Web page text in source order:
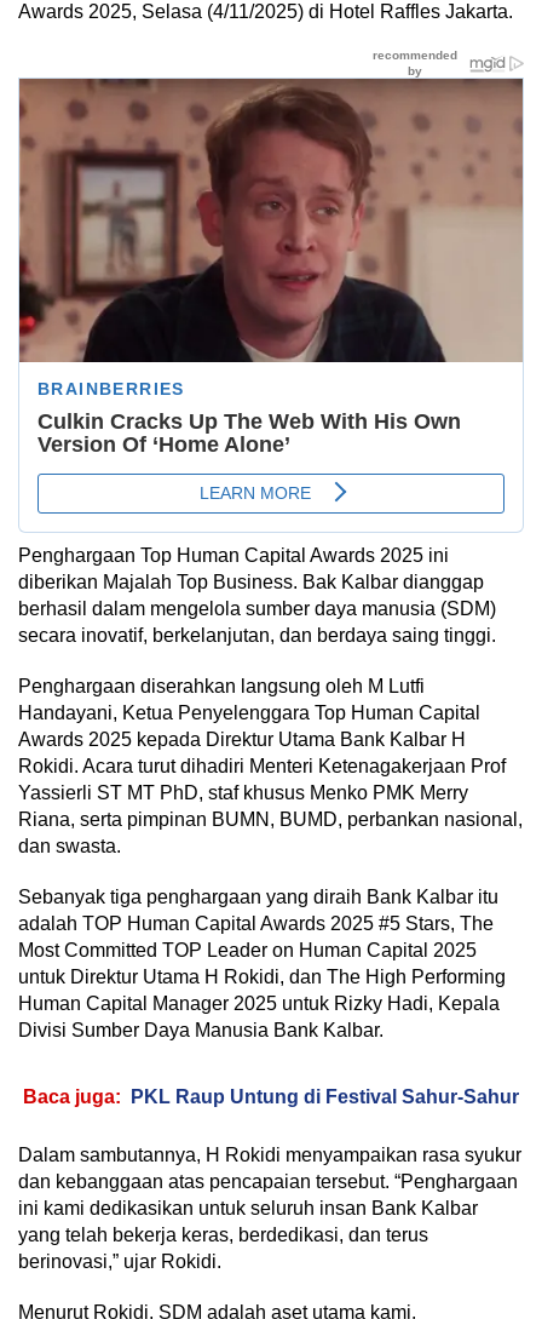
Awards 2025, Selasa (4/11/2025) di Hotel Raffles Jakarta.
Penghargaan Top Human Capital Awards 2025 ini
diberikan Majalah Top Business. Bak Kalbar dianggap
berhasil dalam mengelola sumber daya manusia (SDM)
secara inovatif, berkelanjutan, dan berdaya saing tinggi.
Penghargaan diserahkan langsung oleh M Lutfi
Handayani, Ketua Penyelenggara Top Human Capital
Awards 2025 kepada Direktur Utama Bank Kalbar H
Rokidi. Acara turut dihadiri Menteri Ketenagakerjaan Prof
Yassierli ST MT PhD, staf khusus Menko PMK Merry
Riana, serta pimpinan BUMN, BUMD, perbankan nasional,
dan swasta.
Sebanyak tiga penghargaan yang diraih Bank Kalbar itu
adalah TOP Human Capital Awards 2025 #5 Stars, The
Most Committed TOP Leader on Human Capital 2025
untuk Direktur Utama H Rokidi, dan The High Performing
Human Capital Manager 2025 untuk Rizky Hadi, Kepala
Divisi Sumber Daya Manusia Bank Kalbar.
Baca juga: PKL Raup Untung di Festival Sahur-Sahur
Dalam sambutannya, H Rokidi menyampaikan rasa syukur
dan kebanggaan atas pencapaian tersebut. “Penghargaan
ini kami dedikasikan untuk seluruh insan Bank Kalbar
yang telah bekerja keras, berdedikasi, dan terus
berinovasi,” ujar Rokidi.
Menurut Rokidi, SDM adalah aset utama kami.